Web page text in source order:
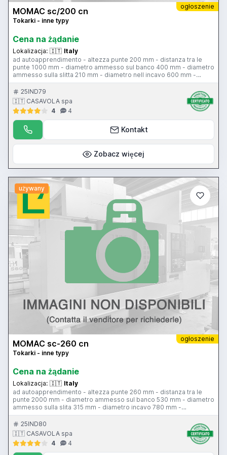
ogłoszenie
MOMAC sc/200 cn
Tokarki - inne typy
Cena na żądanie
Lokalizacja: 🇮🇹 Italy
ad autoapprendimento - altezza punte 200 mm - distanza tra le
punte 1000 mm - diametro ammesso sul banco 400 mm - diametro
ammesso sulla slitta 210 mm - diametro nell incavo 600 mm -
passaggio barra 52 mm - 3 gamme – velocità mandrino da 0 a
2300 giri/min - 7,5 hp - torretta 4 posizioni - avanzamento di lavoro
0-3000 mm/min - avanzamento rapido 5000 mm/min - unita di
governo Fagor
25IND79
🇮🇹 CASAVOLA spa
4
4
Kontakt
Zobacz więcej
używany
ogłoszenie
MOMAC sc-260 cn
Tokarki - inne typy
Cena na żądanie
Lokalizacja: 🇮🇹 Italy
ad autoapprendimento - altezza punte 260 mm - distanza tra le
punte 2000 mm - diametro ammesso sul banco 530 mm - diametro
ammesso sulla slita 315 mm - diametro incavo 780 mm -
passaggio barra 78 mm - velocità mandrino 3 gamme 0-1700 giri
al minuto - 10.0 Hp - torretta automatica 8 posizioni Baruffaldi BSV-
N120-8-25 – unità di governo Fagor 800 T
25IND80
🇮🇹 CASAVOLA spa
4
4